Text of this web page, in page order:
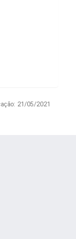
21/05/2021